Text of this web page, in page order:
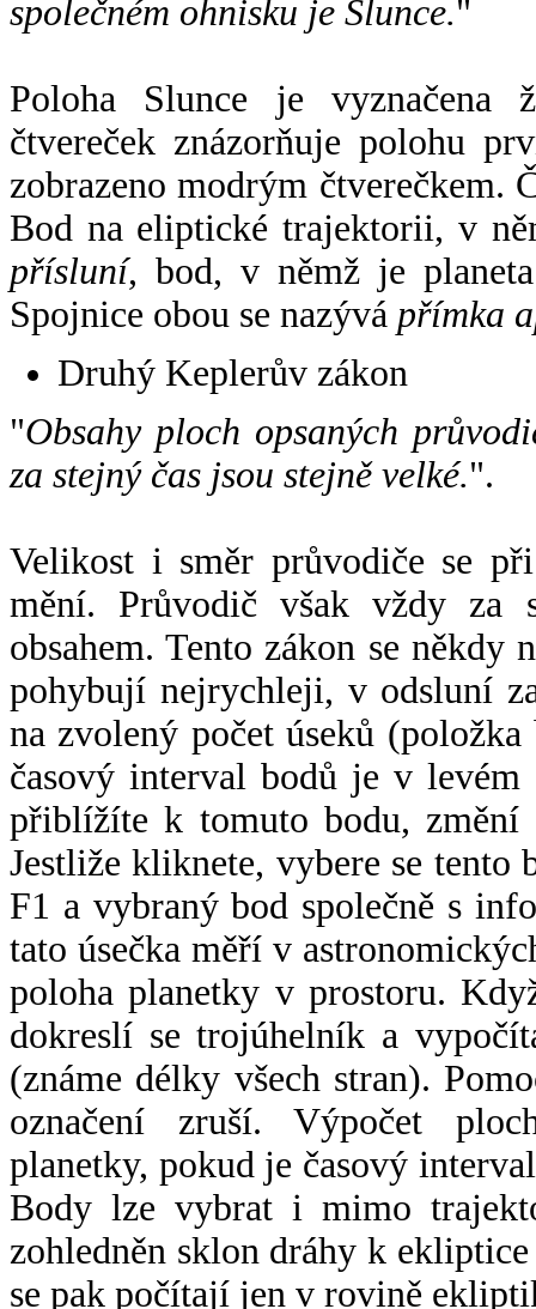
společném ohnisku je Slunce."
Poloha Slunce je vyznačena
čtvereček znázorňuje polohu
zobrazeno modrým čtverečkem.
Bod na eliptické trajektorii, v
přísluní, bod, v němž je
Spojnice obou se nazývá přímka
Druhý Keplerův zákon
"Obsahy ploch opsaných
za stejný čas jsou stejně velké.".
Velikost i směr průvodiče se
mění. Průvodič však vždy za
obsahem. Tento zákon se někdy
pohybují nejrychleji, v odsluní
na zvolený počet úseků
časový interval bodů je v
přiblížíte k tomuto bodu,
Jestliže kliknete, vybere se tento
F1 a vybraný bod společně s
tato úsečka měří v
poloha planetky v prostoru.
dokreslí se trojúhelník a
(známe délky všech stran).
označení zruší. Výpočet
planetky, pokud je časový
Body lze vybrat i mimo
zohledněn sklon dráhy k
se pak počítají jen v rovině